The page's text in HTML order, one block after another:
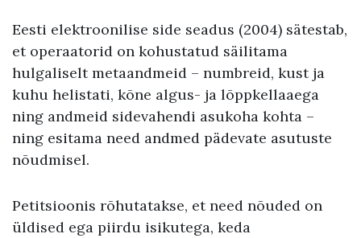
Eesti elektroonilise side seadus (2004) sätestab,
et operaatorid on kohustatud säilitama
hulgaliselt metaandmeid – numbreid, kust ja
kuhu helistati, kõne algus- ja lõppkellaaega
ning andmeid sidevahendi asukoha kohta –
ning esitama need andmed pädevate asutuste
nõudmisel.
Petitsioonis rõhutatakse, et need nõuded on
üldised ega piirdu isikutega, keda